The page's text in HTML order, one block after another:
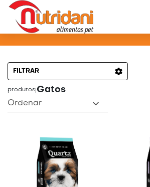
PRODUTOS PARA
FILTRAR
produtos Gatos
Ordenar